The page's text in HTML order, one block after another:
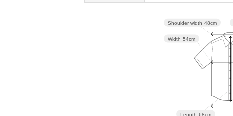
Length 68cm
Width 54cm
Shoulder width 48cm